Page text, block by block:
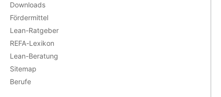
Downloads
Fördermittel
Lean-Ratgeber
REFA-Lexikon
Lean-Beratung
Sitemap
Berufe